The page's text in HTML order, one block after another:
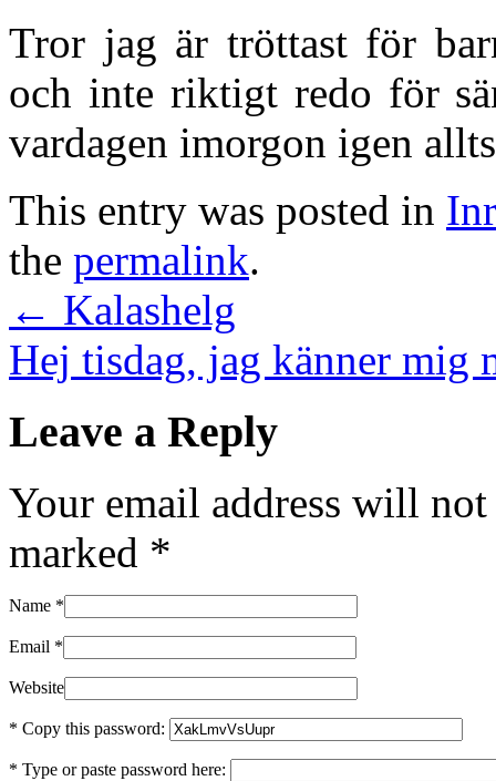
Tror jag är tröttast för
och inte riktigt redo för
vardagen imorgon igen
This entry was posted in
the permalink.
← Kalashelg
Hej tisdag, jag känner mig
Leave a Reply
Your email address will
marked *
Name *
Email *
Website
* Copy this password:
* Type or paste password here: